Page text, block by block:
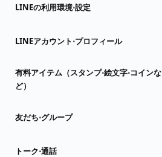
LINEの利用環境⋅設定
LINEアカウント⋅プロフィール
有料アイテム（スタンプ⋅絵文字⋅コインな
ど）
友だち⋅グループ
トーク⋅通話